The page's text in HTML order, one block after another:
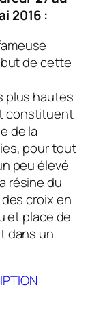
2016 :
de cette
plus hautes
constituent
de la
pour tout
peu élevé
résine du
croix en
et place de
dans un